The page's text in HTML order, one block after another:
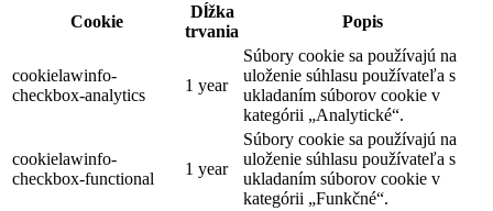
Cookie
Dĺžka
trvania
Popis
cookielawinfo-
checkbox-analytics
1 year
Súbory cookie sa používajú na
uloženie súhlasu používateľa s
ukladaním súborov cookie v
kategórii „Analytické“.
cookielawinfo-
checkbox-functional
1 year
Súbory cookie sa používajú na
uloženie súhlasu používateľa s
ukladaním súborov cookie v
kategórii „Funkčné“.